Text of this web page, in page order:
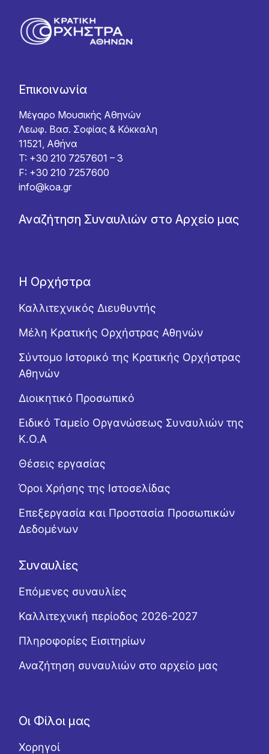
Επικοινωνία
Μέγαρο Μουσικής Αθηνών
Λεωφ. Βασ. Σοφίας & Κόκκαλη
11521, Αθήνα
T: +30 210 7257601 – 3
F: +30 210 7257600
info@koa.gr
Αναζήτηση Συναυλιών στο Αρχείο μας
Η Ορχήστρα
Καλλιτεχνικός Διευθυντής
Μέλη Κρατικής Ορχήστρας Αθηνών
Σύντομο Ιστορικό της Κρατικής Ορχήστρας
Αθηνών
Διοικητικό Προσωπικό
Ειδικό Ταμείο Οργανώσεως Συναυλιών της
Κ.Ο.Α
Θέσεις εργασίας
Όροι Χρήσης της Ιστοσελίδας
Επεξεργασία και Προστασία Προσωπικών
Δεδομένων
Συναυλίες
Επόμενες συναυλίες
Καλλιτεχνική περίοδος 2026-2027
Πληροφορίες Εισιτηρίων
Αναζήτηση συναυλιών στο αρχείο μας
Οι Φίλοι μας
Χορηγοί